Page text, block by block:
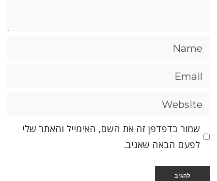
שמור בדפדפן זה את השם, האימייל והאתר שלי
לפעם הבאה שאגיב.